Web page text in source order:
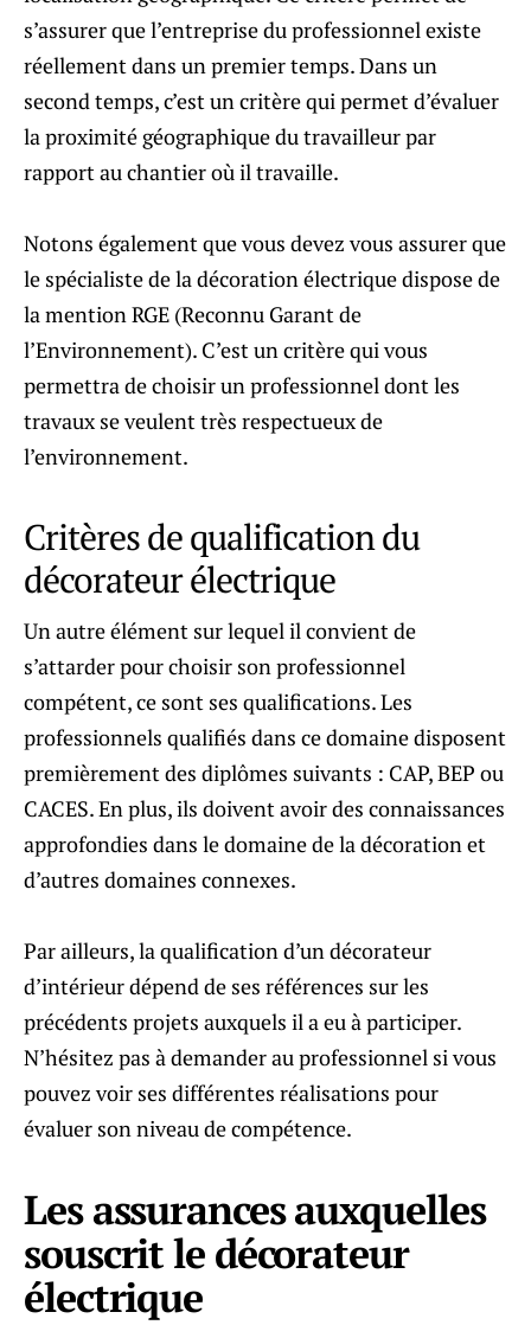
s’assurer que l’entreprise du professionnel existe
réellement dans un premier temps. Dans un
second temps, c’est un critère qui permet d’évaluer
la proximité géographique du travailleur par
rapport au chantier où il travaille.
Notons également que vous devez vous assurer que
le spécialiste de la décoration électrique dispose de
la mention RGE (Reconnu Garant de
l’Environnement). C’est un critère qui vous
permettra de choisir un professionnel dont les
travaux se veulent très respectueux de
l’environnement.
Critères de qualification du
décorateur électrique
Un autre élément sur lequel il convient de
s’attarder pour choisir son professionnel
compétent, ce sont ses qualifications. Les
professionnels qualifiés dans ce domaine disposent
premièrement des diplômes suivants : CAP, BEP ou
CACES. En plus, ils doivent avoir des connaissances
approfondies dans le domaine de la décoration et
d’autres domaines connexes.
Par ailleurs, la qualification d’un décorateur
d’intérieur dépend de ses références sur les
précédents projets auxquels il a eu à participer.
N’hésitez pas à demander au professionnel si vous
pouvez voir ses différentes réalisations pour
évaluer son niveau de compétence.
Les assurances auxquelles
souscrit le décorateur
électrique